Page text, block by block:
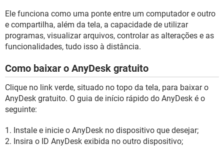
Ele funciona como uma ponte entre um computador e outro
e compartilha, além da tela, a capacidade de utilizar
programas, visualizar arquivos, controlar as alterações e as
funcionalidades, tudo isso à distância.
Como baixar o AnyDesk gratuito
Clique no link verde, situado no topo da tela, para baixar o
AnyDesk gratuito. O guia de início rápido do AnyDesk é o
seguinte:
1. Instale e inicie o AnyDesk no dispositivo que desejar;
2. Insira o ID AnyDesk exibida no outro dispositivo;